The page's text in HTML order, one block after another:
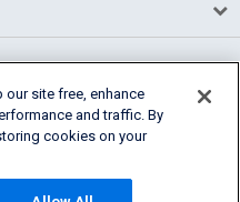
site free, enhance
and traffic. By
cookies on your